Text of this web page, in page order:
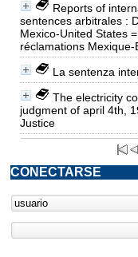
Reports of
sentences arbitrales :
Mexico-United States
réclamations Mexique-
La sentenza
The electricity
judgment of april 4th,
Justice
CONECTARSE